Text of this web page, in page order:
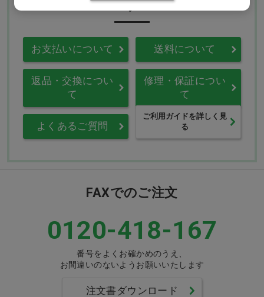
お支払いについて 送料について
返品・交換につい
て
修理・保証につい
て
よくあるご質問
ご利用ガイドを詳しく見
る
FAXでのご注文
0120-418-167
番号をよくお確かめのうえ、
お間違いのないようお願いいたします
注文書ダウンロード